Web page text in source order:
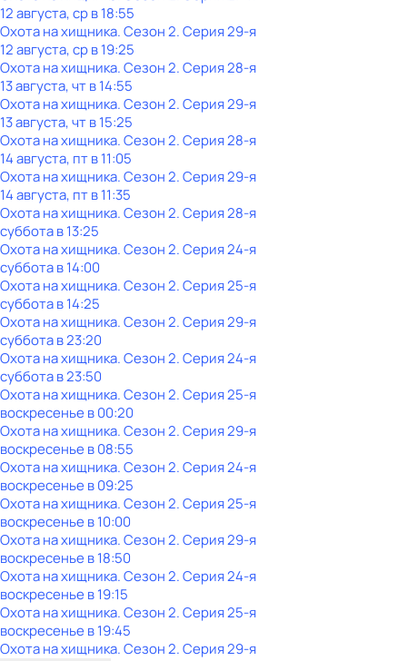
12 августа, ср в 18:55
Охота на хищника. Сезон 2. Серия 29-я
12 августа, ср в 19:25
Охота на хищника. Сезон 2. Серия 28-я
13 августа, чт в 14:55
Охота на хищника. Сезон 2. Серия 29-я
13 августа, чт в 15:25
Охота на хищника. Сезон 2. Серия 28-я
14 августа, пт в 11:05
Охота на хищника. Сезон 2. Серия 29-я
14 августа, пт в 11:35
Охота на хищника. Сезон 2. Серия 28-я
субботав13:25
Охота на хищника. Сезон 2. Серия 24-я
субботав14:00
Охота на хищника. Сезон 2. Серия 25-я
субботав14:25
Охота на хищника. Сезон 2. Серия 29-я
субботав23:20
Охота на хищника. Сезон 2. Серия 24-я
субботав23:50
Охота на хищника. Сезон 2. Серия 25-я
воскресенье в00:20
Охота на хищника. Сезон 2. Серия 29-я
воскресенье в08:55
Охота на хищника. Сезон 2. Серия 24-я
воскресенье в09:25
Охота на хищника. Сезон 2. Серия 25-я
воскресенье в10:00
Охота на хищника. Сезон 2. Серия 29-я
воскресенье в18:50
Охота на хищника. Сезон 2. Серия 24-я
воскресенье в19:15
Охота на хищника. Сезон 2. Серия 25-я
воскресенье в19:45
Охота на хищника. Сезон 2. Серия 29-я